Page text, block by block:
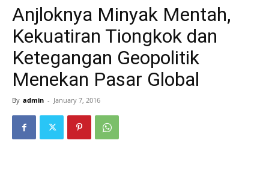
Anjloknya Minyak Mentah,
Kekuatiran Tiongkok dan
Ketegangan Geopolitik
Menekan Pasar Global
By admin - January 7, 2016